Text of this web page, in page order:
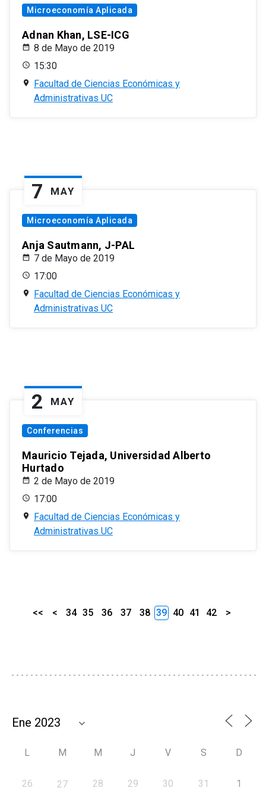
Microeconomía Aplicada
Adnan Khan, LSE-ICG
8 de Mayo de 2019
15:30
Facultad de Ciencias Económicas y
Administrativas UC
7 MAY
Microeconomía Aplicada
Anja Sautmann, J-PAL
7 de Mayo de 2019
17:00
Facultad de Ciencias Económicas y
Administrativas UC
2 MAY
Conferencias
Mauricio Tejada, Universidad Alberto
Hurtado
2 de Mayo de 2019
17:00
Facultad de Ciencias Económicas y
Administrativas UC
<< < 34 35 36 37 38 39 40 41 42 >
L M M J V S D
26 27 28 29 30 31 1